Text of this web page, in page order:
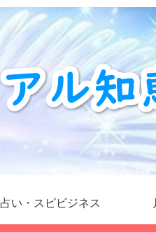
占い・スピビジネス